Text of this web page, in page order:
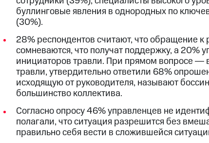
буллинговые явления в однородных по
(30%).
28% респондентов считают, что обращение
сомневаются, что получат поддержку, а 20%
инициаторов травли. При прямом вопросе ―
травли, утвердительно ответили 68%
исходящую от руководителя, называют
большинство коллектива.
Согласно опросу 46% управленцев не
полагали, что ситуация разрешится без
правильно себя вести в сложившейся